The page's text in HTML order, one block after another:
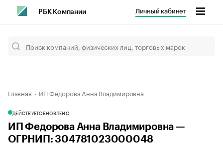
РБК Компании Личный кабинет
Главная ИП Федорова Анна Владимировна
ДЕЙСТВУЕТОБНОВЛЕНО
ИП Федорова Анна Владимировна —
ОГРНИП: 304781023000048